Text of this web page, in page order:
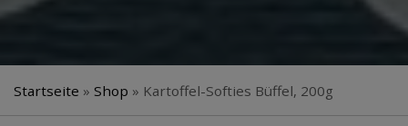
Startseite » Shop » Kartoffel-Softies Büffel, 200g